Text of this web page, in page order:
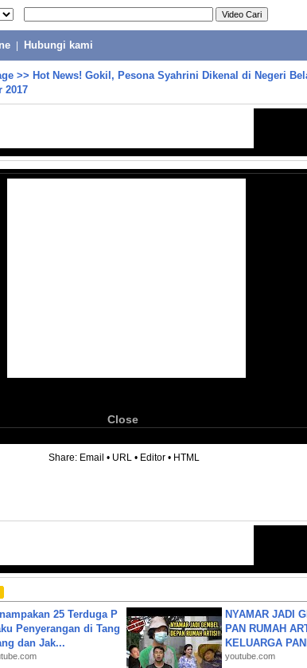
Hubungi kami
>> Hot News! Gokil, Pesona Syahrini Dikenal di Negeri
2017
Close
Share: Email • URL • Editor • HTML
25 Terduga P
Penyerangan di Tang
dan Jak...
NYAMAR JADI
PAN RUMAH
KELUARGA
youtube.com